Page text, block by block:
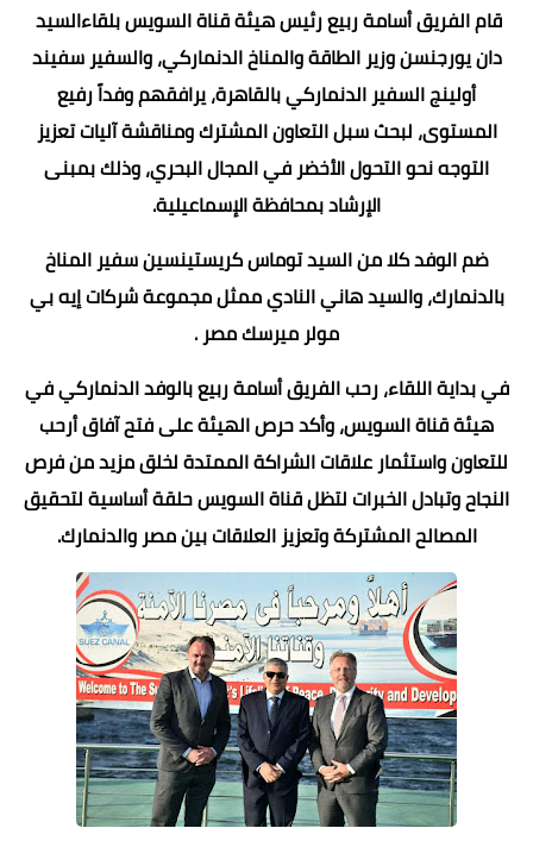
قام الفريق أسامة ربيع رئيس هيئة قناة السويس بلقاءالسيد
دان يورجنسن وزير الطاقة والمناخ الدنماركي، والسفير سفيند
أولينج السفير الدنماركي بالقاهرة، يرافقهم وفداً رفيع
المستوى، لبحث سبل التعاون المشترك ومناقشة آليات تعزيز
التوجه نحو التحول الأخضر في المجال البحري، وذلك بمبنى
الإرشاد بمحافظة الإسماعيلية.
ضم الوفد كلا من السيد توماس كريستينسين سفير المناخ
بالدنمارك، والسيد هاني النادي ممثل مجموعة شركات إيه بي
مولر ميرسك مصر .
في بداية اللقاء، رحب الفريق أسامة ربيع بالوفد الدنماركي في
هيئة قناة السويس، وأكد حرص الهيئة على فتح آفاق أرحب
للتعاون واستثمار علاقات الشراكة الممتدة لخلق مزيد من فرص
النجاح وتبادل الخبرات لتظل قناة السويس حلقة أساسية لتحقيق
المصالح المشتركة وتعزيز العلاقات بين مصر والدنمارك.